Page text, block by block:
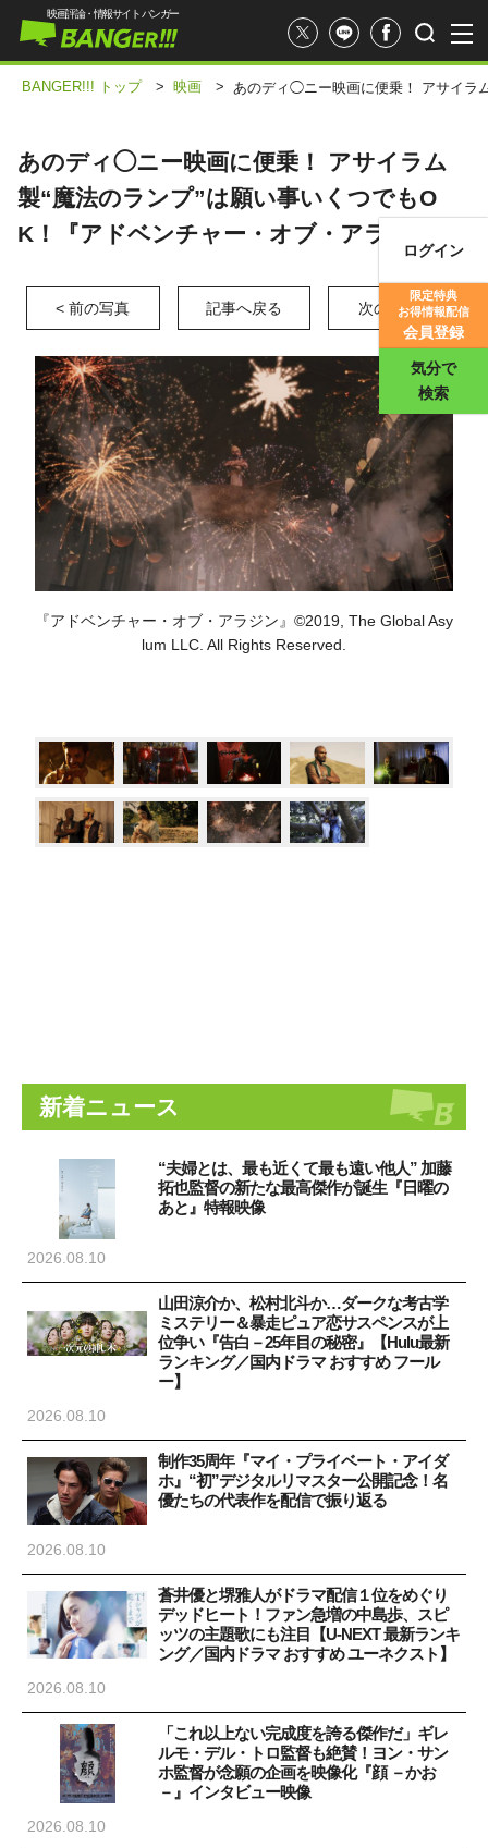
映画評価
映画評論・情報サイト バンガー
ログイン
限定特典
お得情報配信
会員登録
気分で
検索
BANGER!!! トップ > 映画 > あのディ◯ニー映画に便乗！ アサイラ
あのディ◯ニー映画に便乗！ アサイラム
製“魔法のランプ”は願い事いくつでもO
K！『アドベンチャー・オブ・アラジン』
< 前の写真 記事へ戻る 次の写真 >
『アドベンチャー・オブ・アラジン』©2019, The Global Asy
lum LLC. All Rights Reserved.
新着ニュース
“夫婦とは、最も近くて最も遠い他人” 加藤
拓也監督の新たな最高傑作が誕生『日曜の
あと』特報映像
2026.08.10
山田涼介か、松村北斗か…ダークな考古学
ミステリー＆暴走ピュア恋サスペンスが上
位争い『告白－25年目の秘密』【Hulu最新
ランキング／国内ドラマ おすすめ フール
ー】
2026.08.10
制作35周年『マイ・プライベート・アイダ
ホ』“初”デジタルリマスター公開記念！名
優たちの代表作を配信で振り返る
2026.08.10
蒼井優と堺雅人がドラマ配信１位をめぐり
デッドヒート！ファン急増の中島歩、スピ
ッツの主題歌にも注目【U-NEXT 最新ランキ
ング／国内ドラマ おすすめ ユーネクスト】
2026.08.10
「これ以上ない完成度を誇る傑作だ」ギレ
ルモ・デル・トロ監督も絶賛！ヨン・サン
ホ監督が念願の企画を映像化『顔 －かお
－』インタビュー映像
2026.08.10